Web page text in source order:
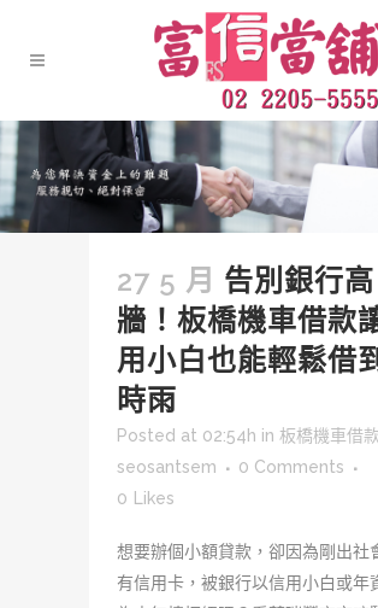
27 5 月 告別銀行高
牆！板橋機車借款
用小白也能輕鬆借
時雨
Posted at 02:54h in 板橋機車借款
seosantsem
0 Comments
0 Likes
想要辦個小額貸款，卻因為剛出社
有信用卡，被銀行以信用小白或年